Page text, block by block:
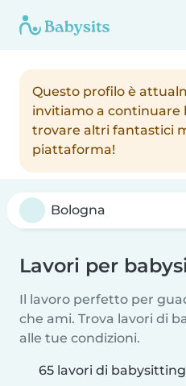
Questo profilo è
invitiamo a continuare
trovare altri fantastici
piattaforma!
Lavori per
Il lavoro perfetto per
che ami. Trova lavori di
alle tue condizioni.
65 lavori di